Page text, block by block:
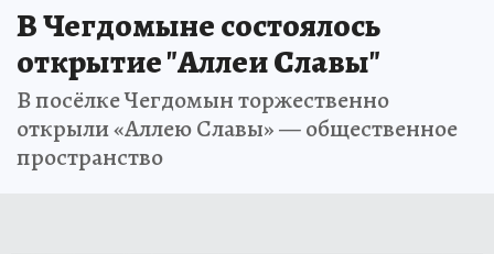
В Чегдомыне состоялось
открытие "Аллеи Славы"
В посёлке Чегдомын торжественно
открыли «Аллею Славы» — общественное
пространство